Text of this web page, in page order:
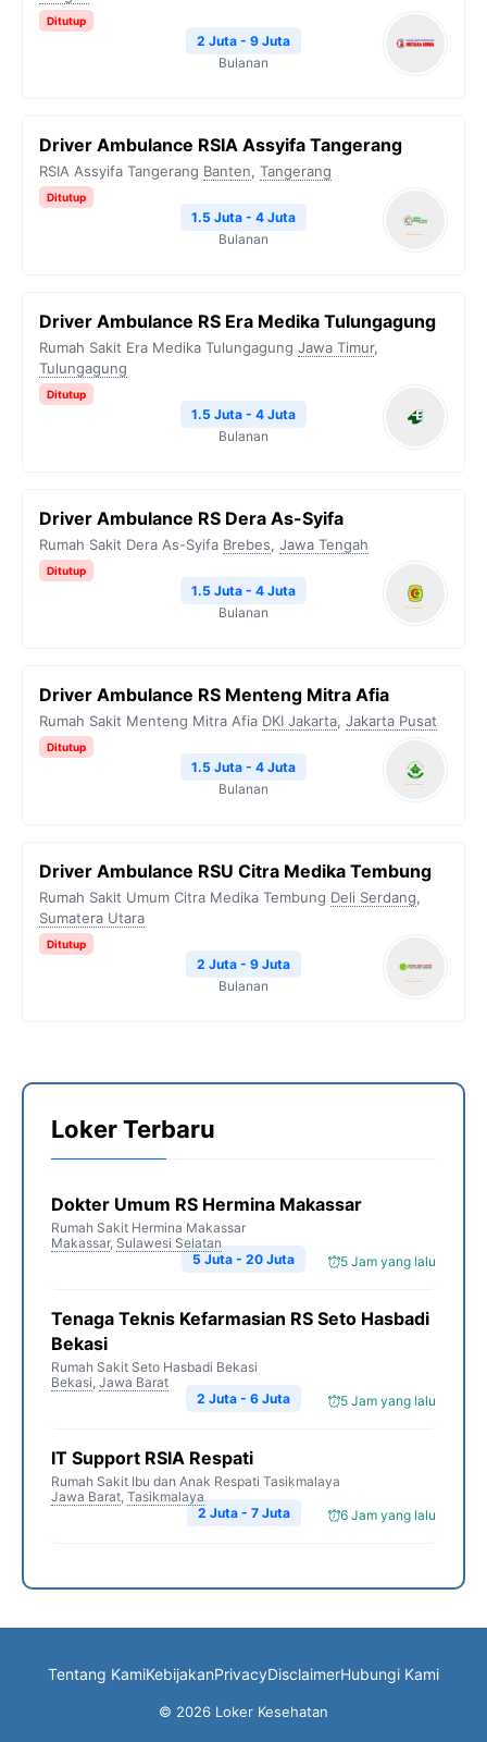
Ditutup
2 Juta - 9 Juta
Bulanan
Driver Ambulance RSIA Assyifa Tangerang
RSIA Assyifa Tangerang Banten, Tangerang
Ditutup
1.5 Juta - 4 Juta
Bulanan
Driver Ambulance RS Era Medika Tulungagung
Rumah Sakit Era Medika Tulungagung Jawa Timur,
Tulungagung
Ditutup
1.5 Juta - 4 Juta
Bulanan
Driver Ambulance RS Dera As-Syifa
Rumah Sakit Dera As-Syifa Brebes, Jawa Tengah
Ditutup
1.5 Juta - 4 Juta
Bulanan
Driver Ambulance RS Menteng Mitra Afia
Rumah Sakit Menteng Mitra Afia DKI Jakarta, Jakarta Pusat
Ditutup
1.5 Juta - 4 Juta
Bulanan
Driver Ambulance RSU Citra Medika Tembung
Rumah Sakit Umum Citra Medika Tembung Deli Serdang,
Sumatera Utara
Ditutup
2 Juta - 9 Juta
Bulanan
Loker Terbaru
Dokter Umum RS Hermina Makassar
Rumah Sakit Hermina Makassar
Makassar, Sulawesi Selatan
5 Jam yang lalu
5 Juta - 20 Juta
Tenaga Teknis Kefarmasian RS Seto Hasbadi
Bekasi
Rumah Sakit Seto Hasbadi Bekasi
Bekasi, Jawa Barat
5 Jam yang lalu
2 Juta - 6 Juta
IT Support RSIA Respati
Rumah Sakit Ibu dan Anak Respati Tasikmalaya
Jawa Barat, Tasikmalaya
6 Jam yang lalu
2 Juta - 7 Juta
Tentang KamiKebijakanPrivacyDisclaimerHubungi Kami
© 2026 Loker Kesehatan